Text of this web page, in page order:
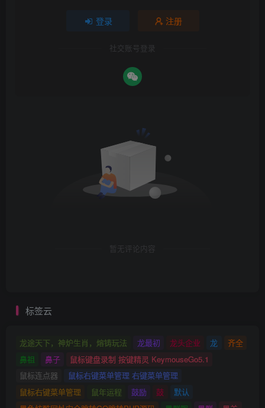
登录 注册
社交账号登录
暂无评论内容
标签云
龙途天下，神炉生肖，熔铸玩法 龙最初 龙头企业 龙
齐全
鼻祖
鼻子
鼠标键盘录制 按键精灵 KeymouseGo5.1
鼠标连点器
鼠标右键菜单管理 右键菜单管理
鼠标右键菜单管理
鼠年运程 鼓励 鼓
默认